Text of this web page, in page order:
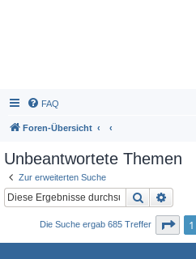
FAQ
Foren-Übersicht
Unbeantwortete Themen
Zur erweiterten Suche
Suche
Die Suche ergab 685 Treffer Seite
1